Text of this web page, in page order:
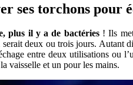
torchons pour
plus il y a de bactéries! Ils
serait deux ou trois jours. Autant
entre deux utilisations ou
vaisselle et un pour les mains.